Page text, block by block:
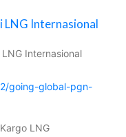
LNG Internasional
Internasional
going-global-pgn-
LNG